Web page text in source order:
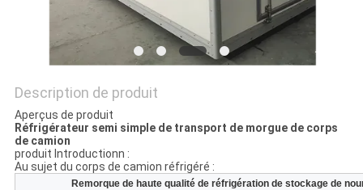
POLITIQUE
CONFIDENTIALITÉ
Description de produit
Aperçus de produit
Réfrigérateur semi simple de transport de morgue de corps
de camion
produit Introductionn :
Au sujet du corps de camion réfrigéré :
Remorque de haute qualité de réfrigération de stockage de